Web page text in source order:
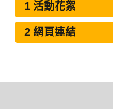
1 活動花絮
2 網頁連結